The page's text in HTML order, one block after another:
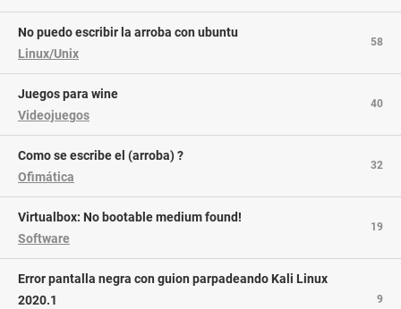
no puedo escribir la arroba con ubuntu
Linux/Unix
58
juegos para wine
Videojuegos
40
Como se escribe el (arroba) ?
Ofimática
32
Virtualbox: No bootable medium found!
Software
19
Error pantalla negra con guion parpadeando Kali Linux
2020.1
9